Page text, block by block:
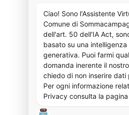
Ciao! Sono l'Assistente
Comune di
dell'art. 50 dell'IA Act,
basato su una
generativa. Puoi farmi
domanda inerente il
chiedo di non inserire dati
Per ogni informazione
Privacy consulta la